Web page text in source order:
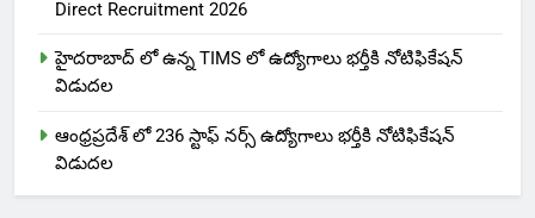
Direct Recruitment 2026
హైదరాబాద్ లో ఉన్న TIMS లో ఉద్యోగాలు భర్తీకి నోటిఫికేషన్
విడుదల
ఆంధ్రప్రదేశ్ లో 236 స్టాఫ్ నర్స్ ఉద్యోగాలు భర్తీకి నోటిఫికేషన్
విడుదల